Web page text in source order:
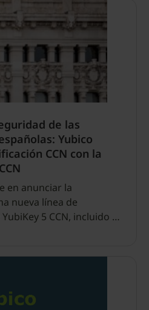
de las
Yubico
CCN con la
en anunciar la
nueva línea de
5 CCN, incluido el
5.7, al Centro